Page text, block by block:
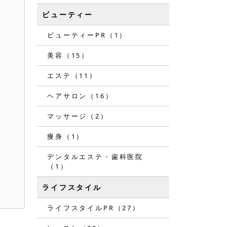
ビューティー
ビューティーPR（1）
美容（15）
エステ（11）
ヘアサロン（16）
マッサージ（2）
痩身（1）
デンタルエステ・歯科医院
（1）
ライフスタイル
ライフスタイルPR（27）